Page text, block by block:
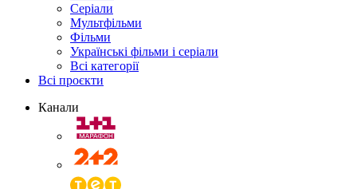
Серіали
Мультфільми
Фільми
Українські фільми і серіали
Всі категорії
Всі проєкти
Канали